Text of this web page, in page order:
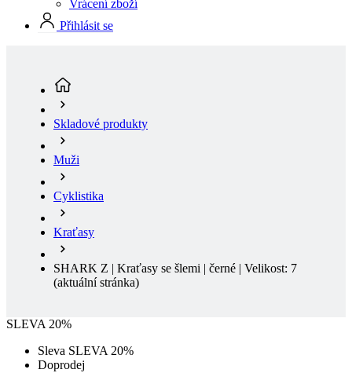
Muži
Cyklistika
Kraťasy
SHARK Z | Kraťasy se šlemi | černé | Velikost: 7
(aktuální stránka)
SLEVA 20%
Sleva SLEVA 20%